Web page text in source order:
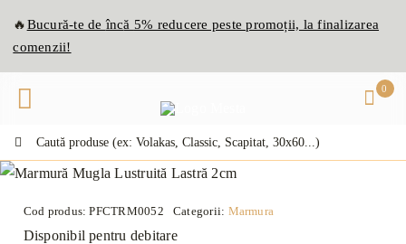
🔥Bucură-te deîncă 5% reducere peste promoții, la finalizarea
comenzii!
0
Cod produs:PFCTRM0052 Categorii: Marmura
Disponibil pentru debitare